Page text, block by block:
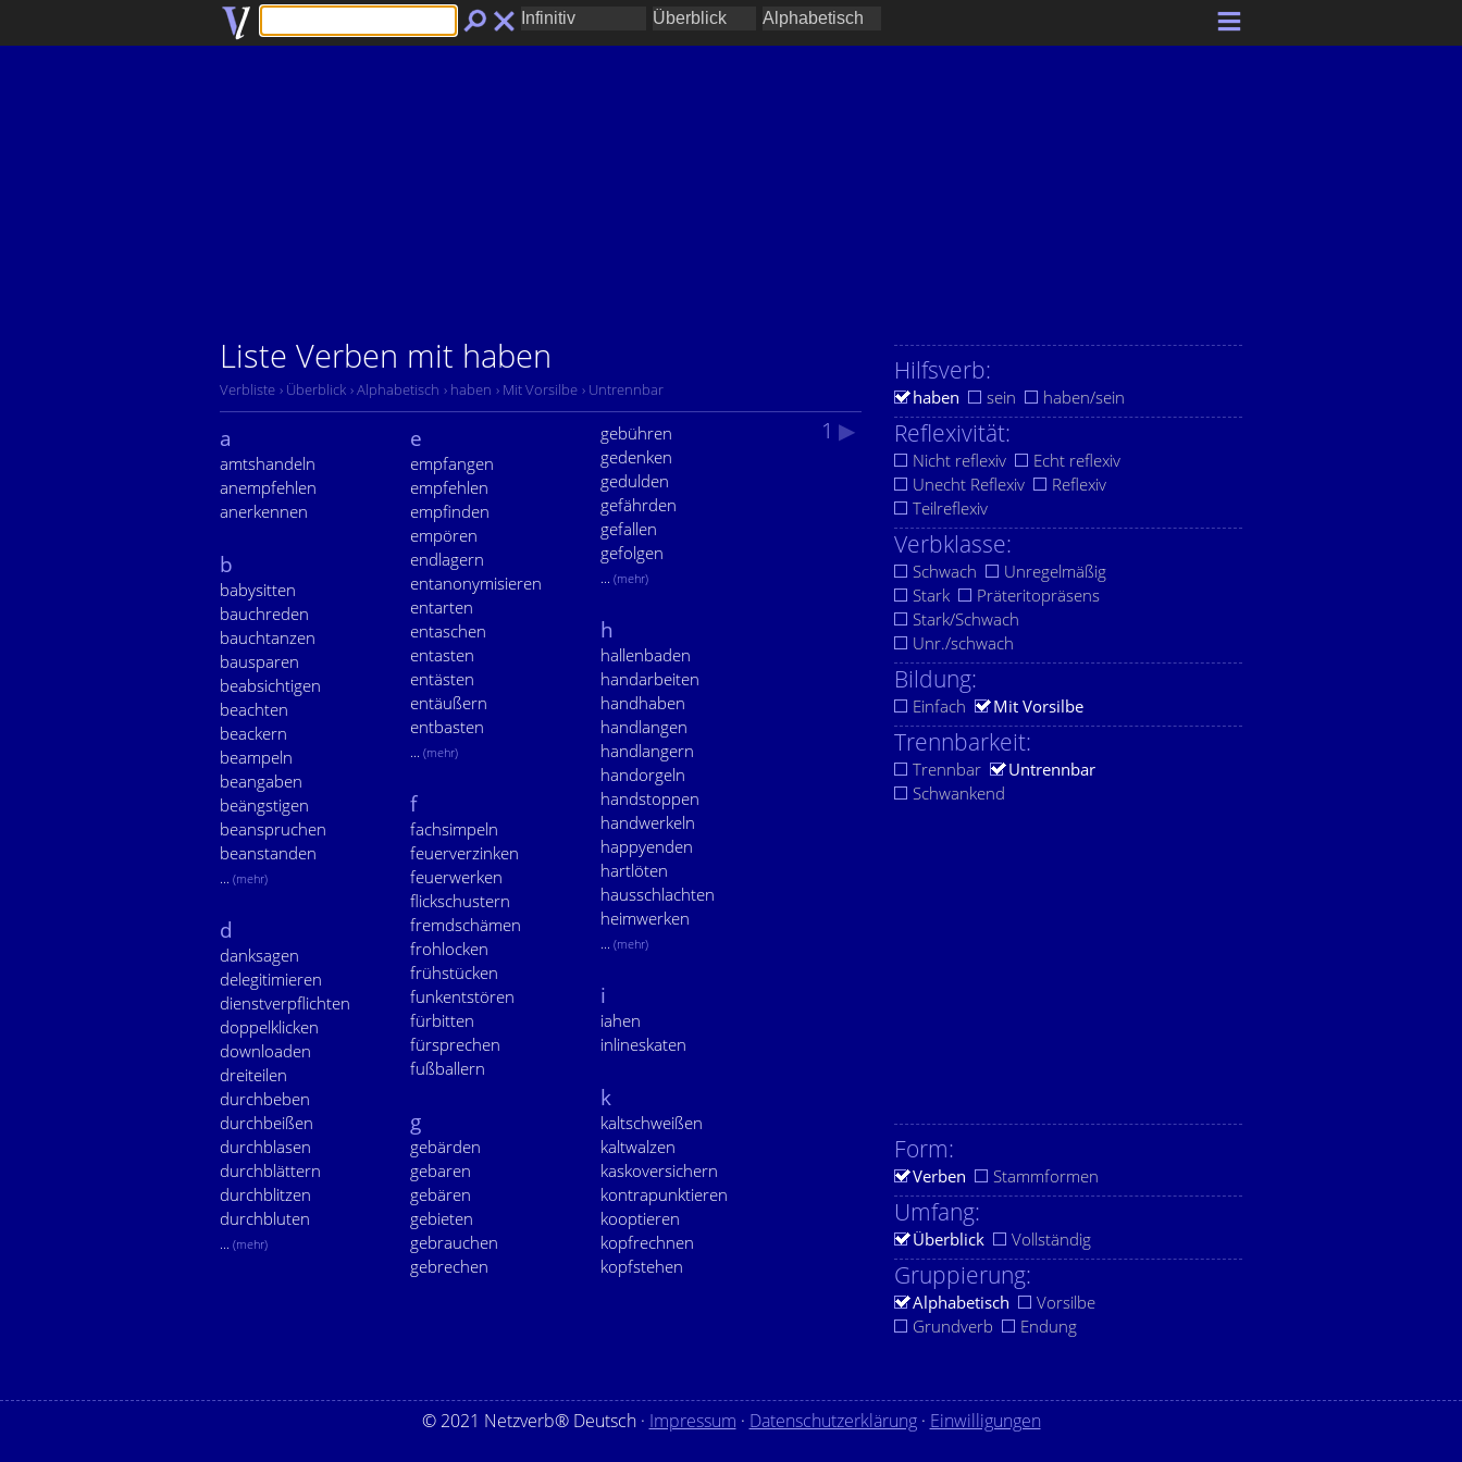
Liste Verben mit haben
Verbliste › Überblick › Alphabetisch › haben › Mit Vorsilbe › Untrennbar
1 ▶
a
amtshandeln
anempfehlen
anerkennen
b
babysitten
bauchreden
bauchtanzen
bausparen
beabsichtigen
beachten
beackern
beampeln
beangaben
beängstigen
beanspruchen
beanstanden
... (mehr)
d
danksagen
delegitimieren
dienstverpflichten
doppelklicken
downloaden
dreiteilen
durchbeben
durchbeißen
durchblasen
durchblättern
durchblitzen
durchbluten
... (mehr)
e
empfangen
empfehlen
empfinden
empören
endlagern
entanonymisieren
entarten
entaschen
entasten
entästen
entäußern
entbasten
... (mehr)
f
fachsimpeln
feuerverzinken
feuerwerken
flickschustern
fremdschämen
frohlocken
frühstücken
funkentstören
fürbitten
fürsprechen
fußballern
g
gebärden
gebaren
gebären
gebieten
gebrauchen
gebrechen
gebühren
gedenken
gedulden
gefährden
gefallen
gefolgen
... (mehr)
h
hallenbaden
handarbeiten
handhaben
handlangen
handlangern
handorgeln
handstoppen
handwerkeln
happyenden
hartlöten
hausschlachten
heimwerken
... (mehr)
i
iahen
inlineskaten
k
kaltschweißen
kaltwalzen
kaskoversichern
kontrapunktieren
kooptieren
kopfrechnen
kopfstehen
Hilfsverb:
haben sein haben/sein
Reflexivität:
Nicht reflexiv
Echt reflexiv
Unecht Reflexiv
Reflexiv
Teilreflexiv
Verbklasse:
Schwach
Unregelmäßig
Stark
Präteritopräsens
Stark/Schwach
Unr./schwach
Bildung:
Einfach Mit Vorsilbe
Trennbarkeit:
Trennbar
Untrennbar
Schwankend
Form:
Verben Stammformen
Umfang:
Überblick Vollständig
Gruppierung:
Alphabetisch
Vorsilbe
Grundverb
Endung
© 2021 Netzverb® Deutsch · Impressum · Datenschutzerklärung· Einwilligungen